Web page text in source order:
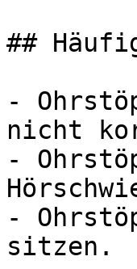
##
-
nicht
-
-
sitzen.